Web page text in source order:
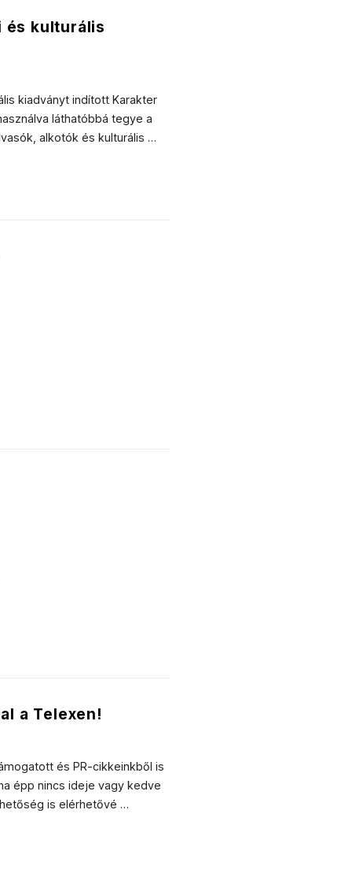
és kulturális
kiadványt indított Karakter
láthatóbbá tegye a
alkotók és kulturális …
a Telexen!
és PR-cikkeinkből is
épp nincs ideje vagy kedve
is elérhetővé …